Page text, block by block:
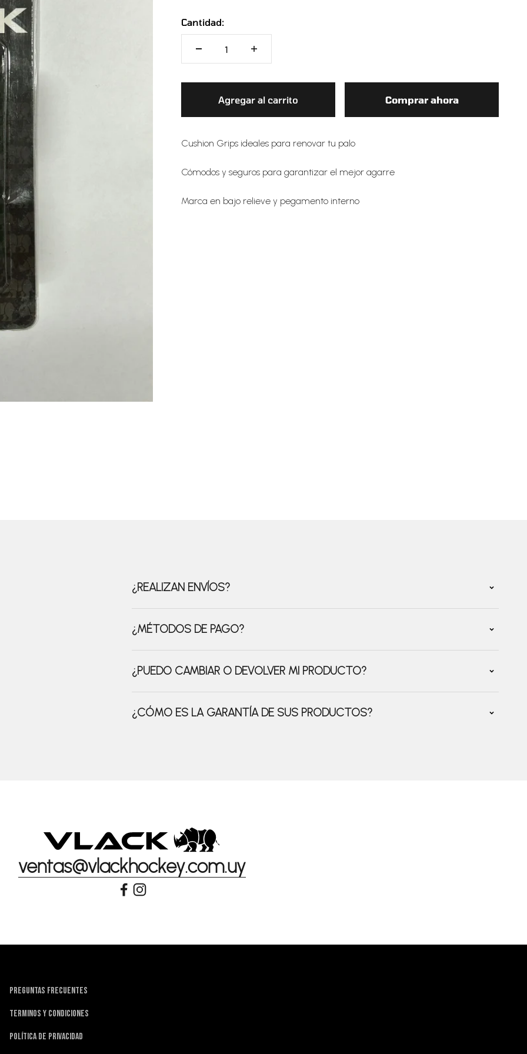
Cantidad:
Agregar al carrito Comprar ahora
Cushion Grips ideales para renovar tu palo
Cómodos y seguros para garantizar el mejor agarre
Marca en bajo relieve y pegamento interno
¿REALIZAN ENVÍOS?
¿MÉTODOS DE PAGO?
¿PUEDO CAMBIAR O DEVOLVER MI PRODUCTO?
¿CÓMO ES LA GARANTÍA DE SUS PRODUCTOS?
ventas@vlackhockey.com.uy
PREGUNTAS FRECUENTES
TERMINOS Y CONDICIONES
POLÍTICA DE PRIVACIDAD